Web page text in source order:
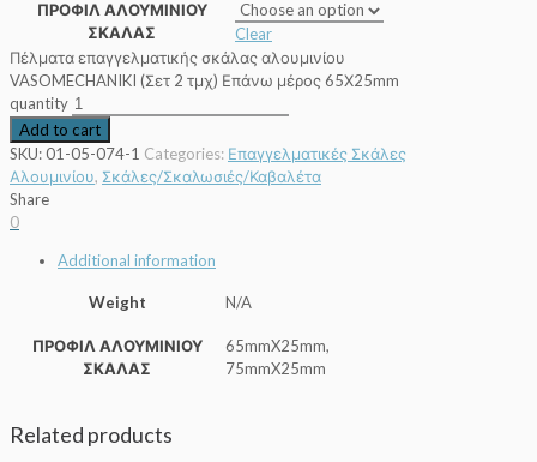
ΠΡΟΦΙΛ ΑΛΟΥΜΙΝΙΟΥ
ΣΚΑΛΑΣ
Clear
Πέλματα επαγγελματικής σκάλας αλουμινίου
VASOMECHANIKI (Σετ 2 τμχ) Επάνω μέρος 65Χ25mm
quantity
Add to cart
SKU:01-05-074-1 Categories: Επαγγελματικές Σκάλες
Αλουμινίου, Σκάλες/Σκαλωσιές/Καβαλέτα
Share
0
Additional information
Weight N/A
ΠΡΟΦΙΛ ΑΛΟΥΜΙΝΙΟΥ
ΣΚΑΛΑΣ
65mmX25mm,
75mmX25mm
Related products